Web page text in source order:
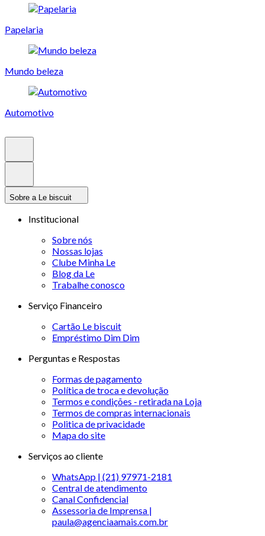
Papelaria
Mundo beleza
Automotivo
Sobre a Le biscuit
Institucional
Sobre nós
Nossas lojas
Clube Minha Le
Blog da Le
Trabalhe conosco
Serviço Financeiro
Cartão Le biscuit
Empréstimo Dim Dim
Perguntas e Respostas
Formas de pagamento
Política de troca e devolução
Termos e condições - retirada na Loja
Termos de compras internacionais
Politica de privacidade
Mapa do site
Serviços ao cliente
WhatsApp | (21) 97971-2181
Central de atendimento
Canal Confidencial
Assessoria de Imprensa |
paula@agenciaamais.com.br